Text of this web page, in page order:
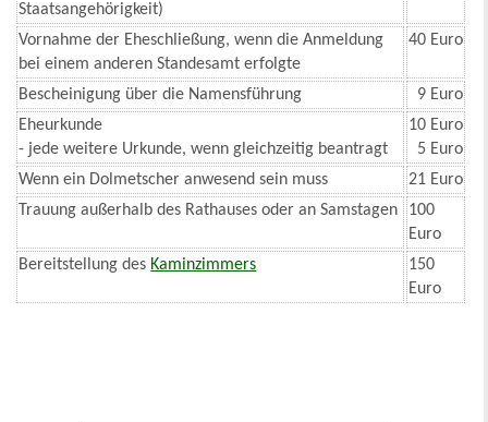
Staatsangehörigkeit)
Vornahme der Eheschließung, wenn die Anmeldung
bei einem anderen Standesamt erfolgte
40 Euro
Bescheinigung über die Namensführung
9 Euro
Eheurkunde
- jede weitere Urkunde, wenn gleichzeitig beantragt
10 Euro
5 Euro
Wenn ein Dolmetscher anwesend sein muss
21 Euro
Trauung außerhalb des Rathauses oder an Samstagen
100
Euro
Bereitstellung des Kaminzimmers
150
Euro